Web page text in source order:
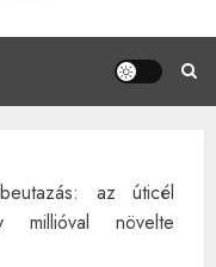
az úticél
millióval növelte